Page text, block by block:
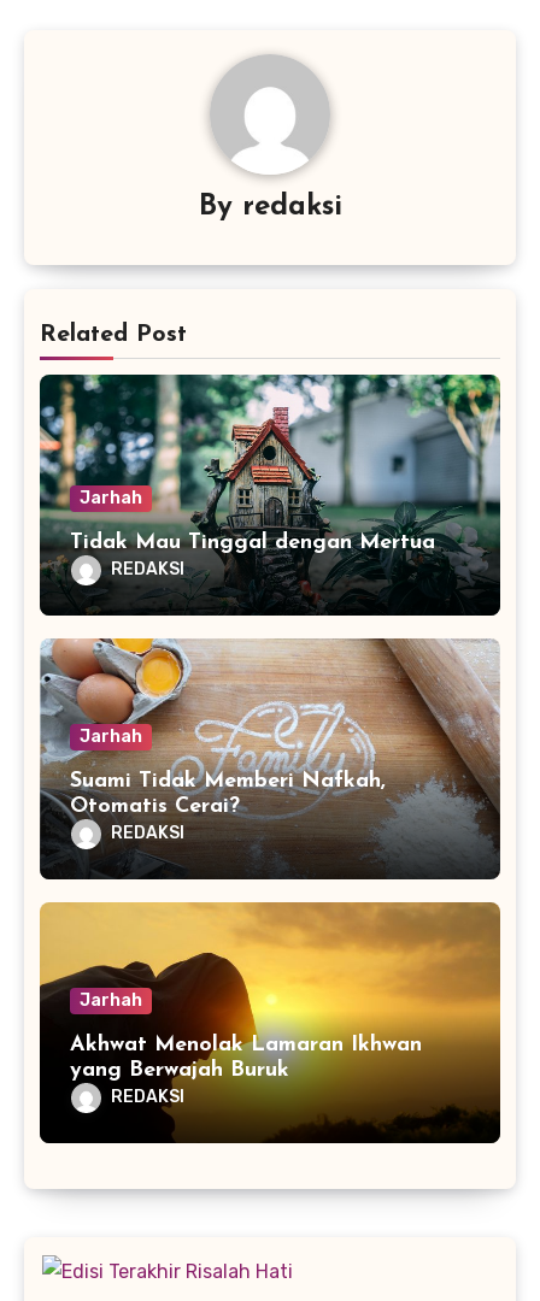
By redaksi
Related Post
Jarhah
Tidak Mau Tinggal dengan Mertua
REDAKSI
Jarhah
Suami Tidak Memberi Nafkah,
Otomatis Cerai?
REDAKSI
Jarhah
Akhwat Menolak Lamaran Ikhwan
yang Berwajah Buruk
REDAKSI